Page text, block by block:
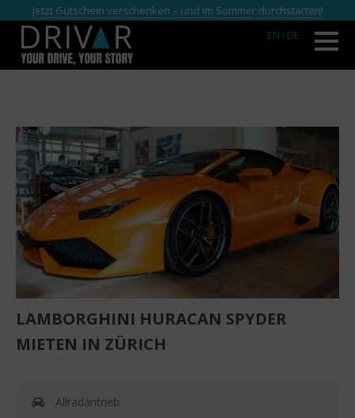
Jetzt Gutschein verschenken – und im Sommer durchstarten!
EN I DE
LAMBORGHINI HURACAN SPYDER
MIETEN IN ZÜRICH
Allradantrieb